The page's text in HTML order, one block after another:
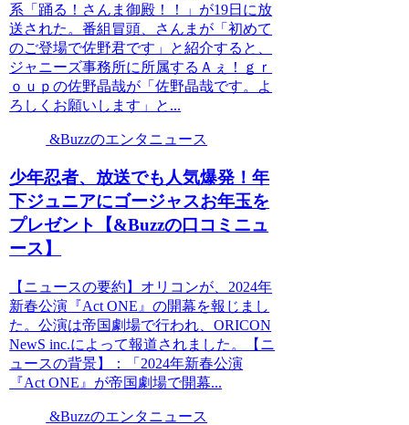
系「踊る！さんま御殿！！」が19日に放
送された。番組冒頭、さんまが「初めて
のご登場で佐野君です」と紹介すると、
ジャニーズ事務所に所属するＡぇ！ｇｒ
ｏｕｐの佐野晶哉が「佐野晶哉です。よ
ろしくお願いします」と...
&Buzzのエンタニュース
少年忍者、放送でも人気爆発！年
下ジュニアにゴージャスお年玉を
プレゼント【&Buzzの口コミニュ
ース】
【ニュースの要約】オリコンが、2024年
新春公演『Act ONE』の開幕を報じまし
た。公演は帝国劇場で行われ、ORICON
NewS inc.によって報道されました。【ニ
ュースの背景】：「2024年新春公演
『Act ONE』が帝国劇場で開幕...
&Buzzのエンタニュース